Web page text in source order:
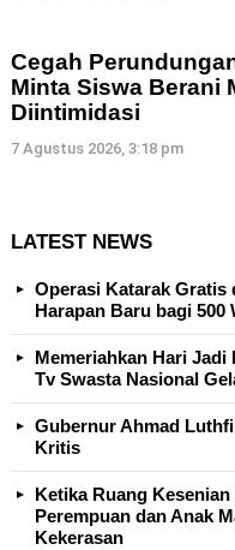
Cegah
Minta Siswa Berani
Diintimidasi
7 Agustus 2026, 3:18 pm
LATEST NEWS
Operasi Katarak
Harapan Baru bagi 500
Memeriahkan Hari Jadi
Tv Swasta Nasional
Gubernur Ahmad
Kritis
Ketika Ruang
Perempuan dan Anak
Kekerasan